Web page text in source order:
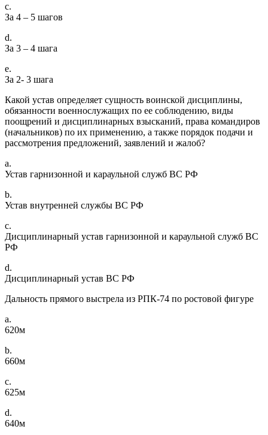
c.
За 4 – 5 шагов
d.
За 3 – 4 шага
e.
За 2- 3 шага
Какой устав определяет сущность воинской дисциплины,
обязанности военнослужащих по ее соблюдению, виды
поощрений и дисциплинарных взысканий, права командиров
(начальников) по их применению, а также порядок подачи и
рассмотрения предложений, заявлений и жалоб?
a.
Устав гарнизонной и караульной служб ВС РФ
b.
Устав внутренней службы ВС РФ
c.
Дисциплинарный устав гарнизонной и караульной служб ВС
РФ
d.
Дисциплинарный устав ВС РФ
Дальность прямого выстрела из РПК-74 по ростовой фигуре
a.
620м
b.
660м
c.
625м
d.
640м